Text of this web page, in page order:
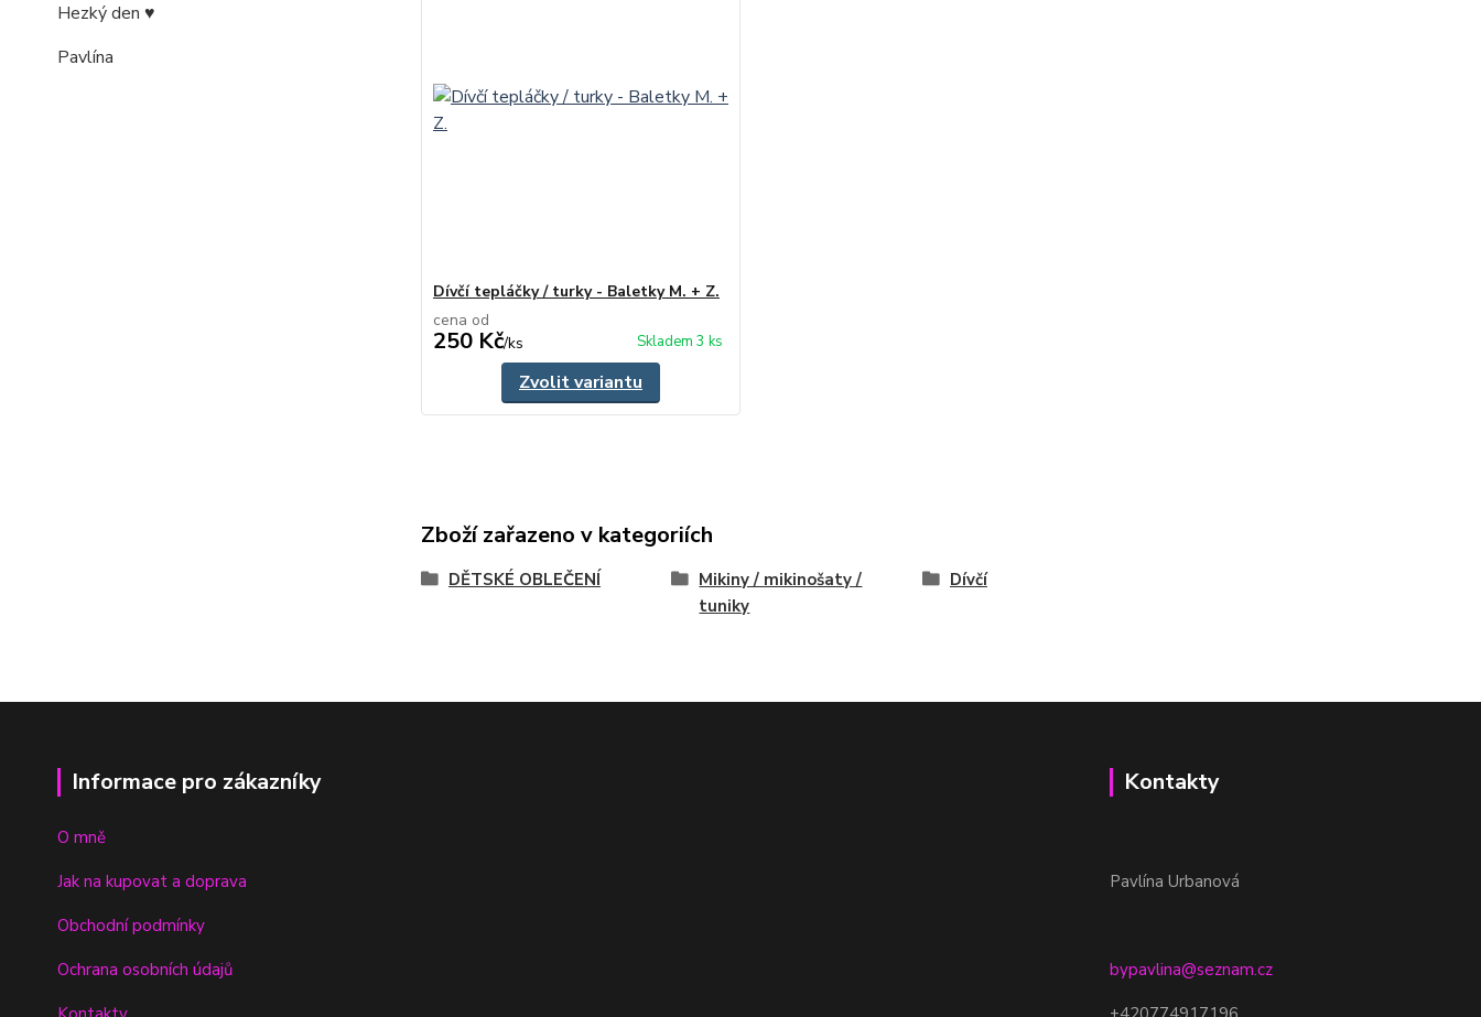
Hezký den ♥
Pavlína
Dívčí tepláčky / turky - Baletky M. + Z.
cena od
250 Kč/ks Skladem 3 ks
Zvolit variantu
Zboží zařazeno v kategoriích
DĚTSKÉ OBLEČENÍ
Mikiny / mikinošaty /
tuniky
Dívčí
Informace pro zákazníky
O mně
Jak na kupovat a doprava
Obchodní podmínky
Ochrana osobních údajů
Kontakty
Pavlína Urbanová
bypavlina@seznam.cz